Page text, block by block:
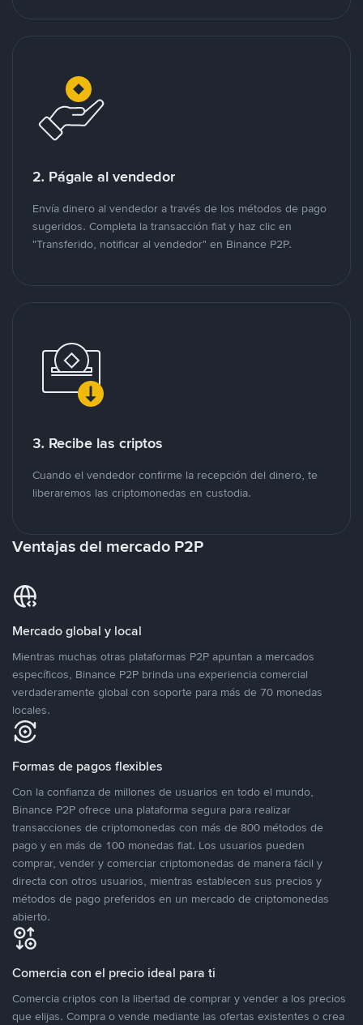
2. Págale al vendedor
Envía dinero al vendedor a través de los métodos de pago
sugeridos. Completa la transacción fiat y haz clic en
"Transferido, notificar al vendedor" en Binance P2P.
3. Recibe las criptos
Cuando el vendedor confirme la recepción del dinero, te
liberaremos las criptomonedas en custodia.
Ventajas del mercado P2P
Mercado global y local
Mientras muchas otras plataformas P2P apuntan a mercados
específicos, Binance P2P brinda una experiencia comercial
verdaderamente global con soporte para más de 70 monedas
locales.
Formas de pagos flexibles
Con la confianza de millones de usuarios en todo el mundo,
Binance P2P ofrece una plataforma segura para realizar
transacciones de criptomonedas con más de 800 métodos de
pago y en más de 100 monedas fiat. Los usuarios pueden
comprar, vender y comerciar criptomonedas de manera fácil y
directa con otros usuarios, mientras establecen sus precios y
métodos de pago preferidos en un mercado de criptomonedas
abierto.
Comercia con el precio ideal para ti
Comercia criptos con la libertad de comprar y vender a los precios
que elijas. Compra o vende mediante las ofertas existentes o crea